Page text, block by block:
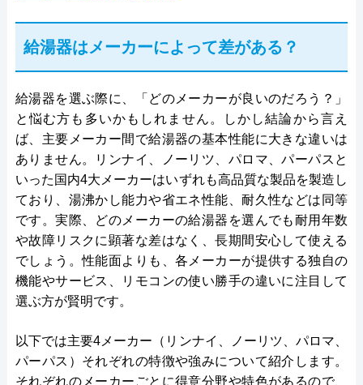
給湯器はメーカーによって差がある？
給湯器を選ぶ際に、「どのメーカーが良いのだろう？」
と悩む方も多いかもしれません。しかし結論から言え
ば、主要メーカー間で給湯器の基本性能に大きな違いは
ありません。リンナイ、ノーリツ、パロマ、パーパスと
いった国内4大メーカーはいずれも高品質な製品を製造し
ており、湯沸かし能力や省エネ性能、耐久性などは同等
です。実際、どのメーカーの給湯器を選んでも耐用年数
や故障リスクに顕著な差はなく、長期間安心して使える
でしょう。性能面よりも、各メーカーが提供する独自の
機能やサービス、リモコンの使い勝手の違いに注目して
選ぶ方が賢明です。
以下では主要4メーカー（リンナイ、ノーリツ、パロマ、
パーパス）それぞれの特徴や強みについて紹介します。
それぞれのメーカーごとに得意分野や特色があるので、